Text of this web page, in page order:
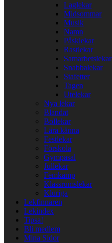
Laglekar
Midsommar
Musik
Namn
Påsklekar
Rastlekar
Samarbetslekar
Snabbalekar
Stafetter
Tagen
Utelekar
Nya lekar
Blandat
Bollekar
Lära känna
Festlekar
Förskola
Gympasal
Jullekar
Femkamp
Klassrumslekar
Kluriga
Lekfinnaren
Lekindex
Tipsa!
Bli medlem
Mina Sidor